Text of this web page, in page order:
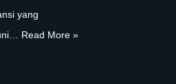
yang
Read More »